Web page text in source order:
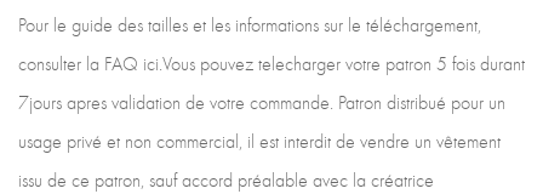
Pour le guide des tailles et les informations sur le téléchargement,
consulter la FAQ ici.Vous pouvez telecharger votre patron 5 fois durant
7jours apres validation de votre commande. Patron distribué pour un
usage privé et non commercial, il est interdit de vendre un vêtement
issu de ce patron, sauf accord préalable avec la créatrice